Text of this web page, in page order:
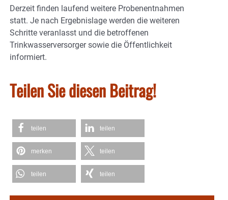
Derzeit finden laufend weitere Probenentnahmen
statt. Je nach Ergebnislage werden die weiteren
Schritte veranlasst und die betroffenen
Trinkwasserversorger sowie die Öffentlichkeit
informiert.
Teilen Sie diesen Beitrag!
teilen teilen
merken teilen
teilen teilen